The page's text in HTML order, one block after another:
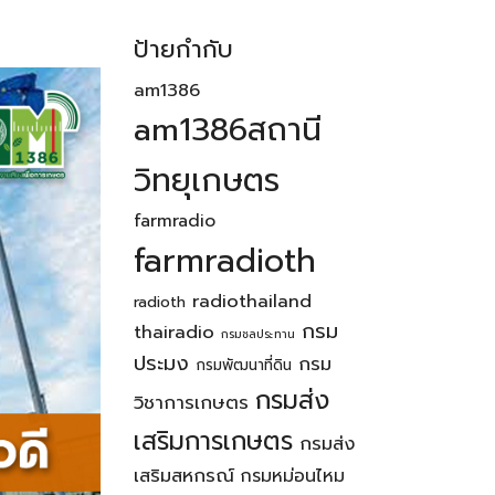
ป้ายกำกับ
am1386
am1386สถานี
วิทยุเกษตร
farmradio
farmradioth
radioth radiothailand
thairadio กรมชลประทาน กรม
ประมง กรมพัฒนาที่ดิน กรม
วิชาการเกษตร กรมส่ง
เสริมการเกษตร กรมส่ง
เสริมสหกรณ์ กรมหม่อนไหม